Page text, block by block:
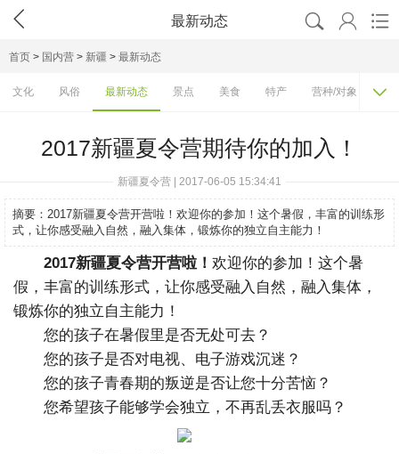
 最新动态   
首页 > 国内营 > 新疆 > 最新动态
文化 风俗 最新动态 景点 美食 特产 营种/对象 费

2017新疆夏令营期待你的加入！
新疆夏令营 | 2017-06-05 15:34:41
摘要： 2017新疆夏令营开营啦！欢迎你的参加！这个暑假，丰富的训练形
式，让你感受融入自然，融入集体，锻炼你的独立自主能力！
2017新疆夏令营开营啦！ 欢迎你的参加！这个暑
假，丰富的训练形式，让你感受融入自然，融入集体，
锻炼你的独立自主能力！
您的孩子在暑假里是否无处可去？
您的孩子是否对电视、电子游戏沉迷？
您的孩子青春期的叛逆是否让您十分苦恼？
您希望孩子能够学会独立，不再乱丢衣服吗？